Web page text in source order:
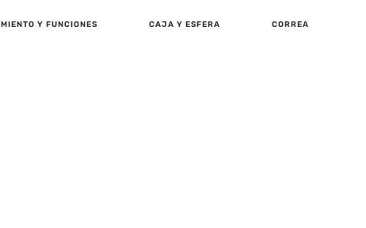
Y FUNCIONES CAJA Y ESFERA CORREA